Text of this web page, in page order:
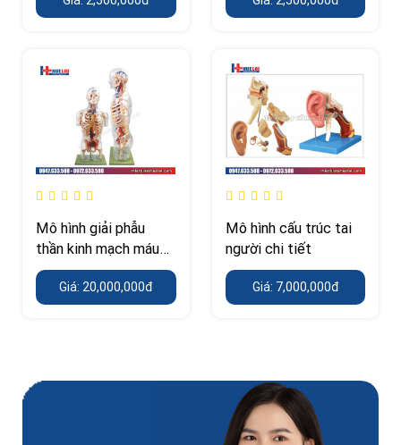
Mô hình giải phẫu
thần kinh mạch máu
thân trên
Giá: 20,000,000đ
Mô hình cấu trúc tai
người chi tiết
Giá: 7,000,000đ